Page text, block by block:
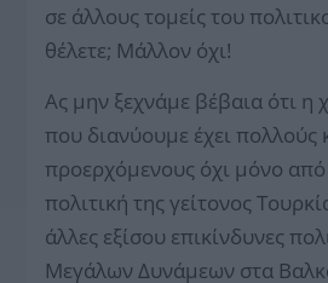
σε άλλους τομείς του
θέλετε; Μάλλον όχι!
Ας μην ξεχνάμε βέβαια ότι η
που διανύουμε έχει πολλούς
προερχόμενους όχι μόνο από
πολιτική της γείτονος
άλλες εξίσου επικίνδυνες
Μεγάλων Δυνάμεων στα